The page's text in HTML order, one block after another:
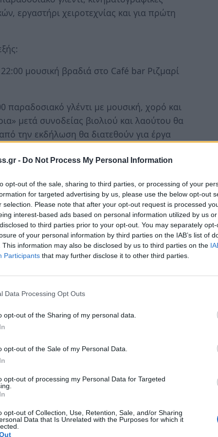
- Do Not Process My Personal Information
opt-out of the sale, sharing to third parties, or processing of your
for targeted advertising by us, please use the below opt-out
selection. Please note that after your opt-out request is processed
interest-based ads based on personal information utilized by us
to third parties prior to your opt-out. You may separately
of your personal information by third parties on the IAB’s list of
This information may also be disclosed by us to third parties on the
Participants that may further disclose it to other third parties.
Data Processing Opt Outs
opt-out of the Sharing of my personal data.
opt-out of the Sale of my Personal Data.
opt-out of processing my Personal Data for Targeted
opt-out of Collection, Use, Retention, Sale, and/or Sharing
Data that Is Unrelated with the Purposes for which it
εργαστήρι χειροτεχνίας και για πρώτη
μουσική βραδιά στο Café bar Ριζμαρί
παραδοσιακό γλέντι με μουσική, χορό και
μετά συνοδείας βιολιού και λαούτου θα
την εκδήλωση θα διατεθούν για έργα
στον Καβομαλια. Είσοδος 20€ με φαγητό.
έκθεση ουσιαστικά είναι συνέχεια της
τις πόρτες της κάθε απόγευμα από τις
θα είναι ελεύθερη.
παζάρι χειροποίητων
θα λειτουργήσει καλλιτεχνικό εργαστήρι
επιστρέφει στα Βάτικα». Στις
του Ντίνου Κατσουρίδη « Τι έκανες στον
Βέγγο, θα ακολουθήσει η προβολή
Γκούσταφσον στις
Χρεοκρατία του Άρη
11 Αυγούστου. Ώρα έναρξης όλων των
μπορούν να επικοινωνούν με την